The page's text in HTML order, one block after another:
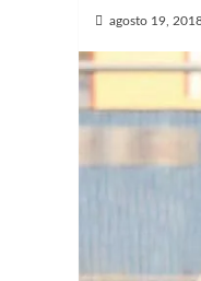
agosto 19,